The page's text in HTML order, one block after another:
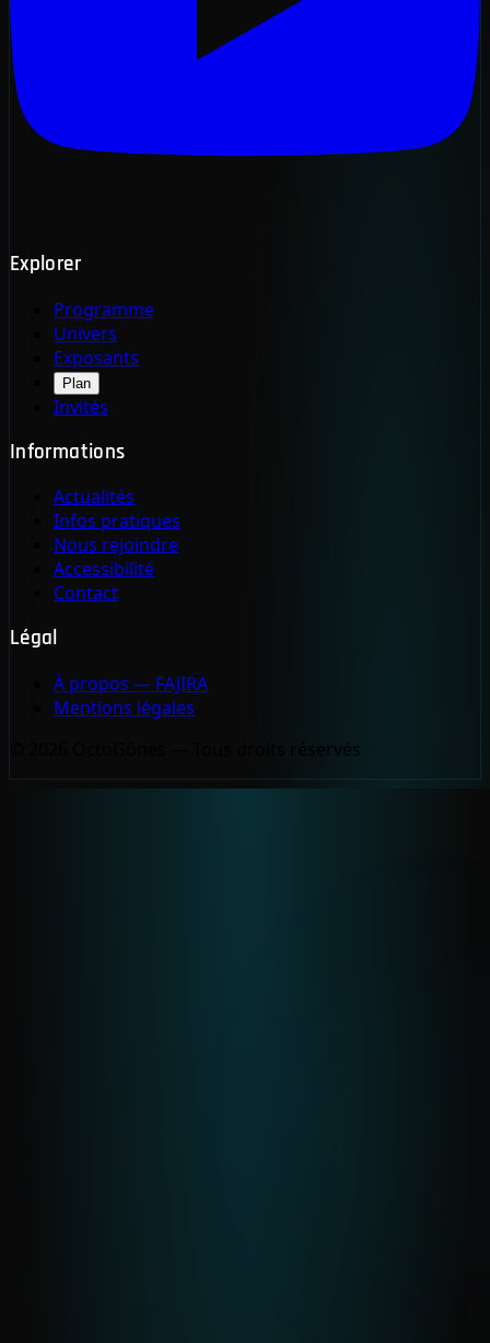
Explorer
Programme
Univers
Exposants
Plan
Invités
Informations
Actualités
Infos pratiques
Nous rejoindre
Accessibilité
Contact
Légal
À propos — FAJIRA
Mentions légales
© 2026 OctoGônes — Tous droits réservés